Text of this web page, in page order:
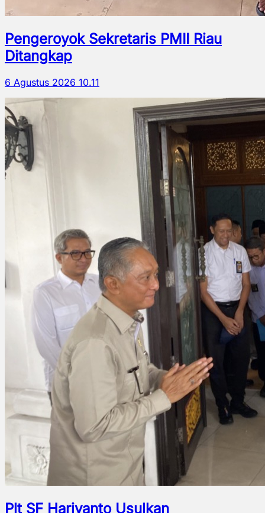
Pengeroyok Sekretaris PMII Riau
Ditangkap
6 Agustus 2026 10.11
Plt SF Hariyanto Usulkan